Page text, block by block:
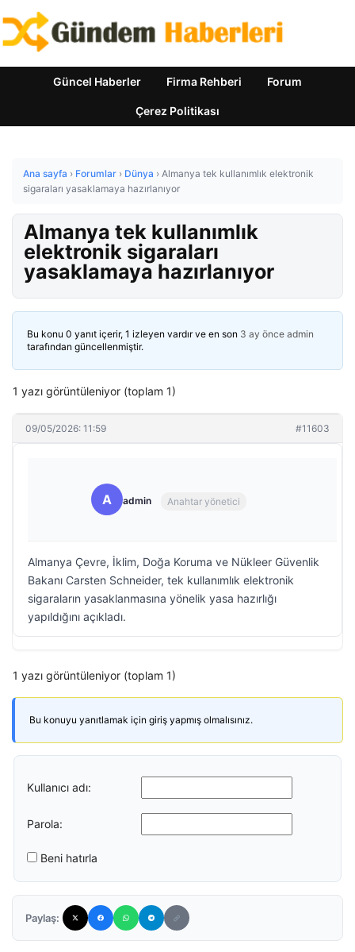
Güncel Haberler Firma Rehberi Forum
Çerez Politikası
Ana sayfa › Forumlar › Dünya › Almanya tek kullanımlık elektronik
sigaraları yasaklamaya hazırlanıyor
Almanya tek kullanımlık
elektronik sigaraları
yasaklamaya hazırlanıyor
Bu konu 0 yanıt içerir, 1 izleyen vardır ve en son 3 ay önce admin
tarafından güncellenmiştir.
1 yazı görüntüleniyor (toplam 1)
09/05/2026: 11:59 #11603
A admin Anahtar yönetici
Almanya Çevre, İklim, Doğa Koruma ve Nükleer Güvenlik
Bakanı Carsten Schneider, tek kullanımlık elektronik
sigaraların yasaklanmasına yönelik yasa hazırlığı
yapıldığını açıkladı.
1 yazı görüntüleniyor (toplam 1)
Bu konuyu yanıtlamak için giriş yapmış olmalısınız.
Kullanıcı adı:
Parola:
Beni hatırla
Paylaş: